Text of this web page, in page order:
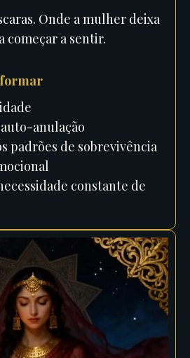
Onde a mulher deixa
começar a sentir.
anulação
padrões de sobrevivência
constante de